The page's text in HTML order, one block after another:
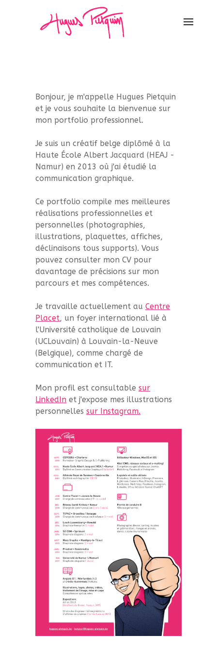
Bonjour, je m'appelle Hugues Pietquin
et je vous souhaite la bienvenue sur
mon portfolio professionnel.
Je suis un créatif belge diplômé à la
Haute École Albert Jacquard (HEAJ -
Namur) en 2013 où j'ai étudié la
communication graphique.
Ce portfolio compile mes meilleures
réalisations professionnelles et
personnelles (photographies,
illustrations, plaquettes, affiches,
déclinaisons tous supports). Vous
pouvez consulter mon CV pour
davantage de précisions sur mon
parcours et mes compétences.
Je travaille actuellement au Centre
Placet, un foyer international lié à
l'Université catholique de Louvain
(UCLouvain) à Louvain-la-Neuve
(Belgique), comme chargé de
communication et IT.
Mon profil est consultable sur
LinkedIn et j'expose mes illustrations
personnelles sur Instagram.